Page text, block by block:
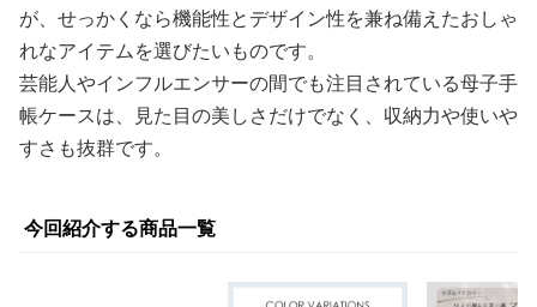
が、せっかくなら機能性とデザイン性を兼ね備えたおしゃ
れなアイテムを選びたいものです。
芸能人やインフルエンサーの間でも注目されている母子手
帳ケースは、見た目の美しさだけでなく、収納力や使いや
すさも抜群です。
今回紹介する商品一覧